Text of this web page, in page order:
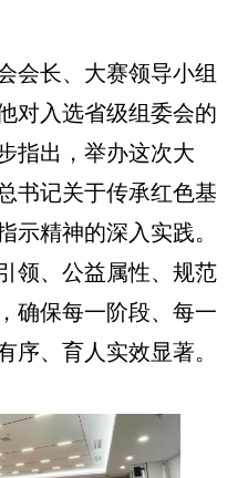
会长、大赛领导小组
对入选省级组委会的
指出，举办这次大
书记关于传承红色基
示精神的深入实践。
领、公益属性、规范
确保每一阶段、每一
序、育人实效显著。